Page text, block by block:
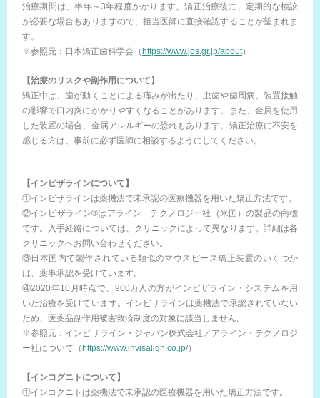
治療期間は、半年～3年程度かかります。矯正治療後に、定期的な検診
が必要な場合もありますので、担当医師に直接確認することが望まれま
す。
※参照元：日本矯正歯科学会（https://www.jos.gr.jp/about）
【治療のリスクや副作用について】
矯正中は、歯が動くことによる痛みが出たり、虫歯や歯周病、装置接触
の影響で口内炎にかかりやすくなることがあります。また、金属を使用
した装置の場合、金属アレルギーの恐れもあります。矯正治療に不安を
感じる方は、事前に必ず医師に相談するようにしてください。
【インビザラインについて】
①インビザラインは薬機法で未承認の医療機器を用いた矯正方法です。
②インビザライン®はアライン・テクノロジー社（米国）の製品の商標
です。入手経路については、クリニックによって異なります。詳細は各
クリニックへお問い合わせください。
③日本国内で製作されている類似のマウスピース矯正装置のいくつか
は、薬事承認を受けています。
④2020年10月時点で、900万人の方がインビザライン・システムを用
いた治療を受けています。インビザラインは薬機法で承認されていない
ため、医薬品副作用被害救済制度の対象に該当しません。
※参照元：インビザライン・ジャパン株式会社／アライン・テクノロジ
ー社について（https://www.invisalign.co.jp/）
【インコグニトについて】
①インコグニトは薬機法で未承認の医療機器を用いた矯正方法です。